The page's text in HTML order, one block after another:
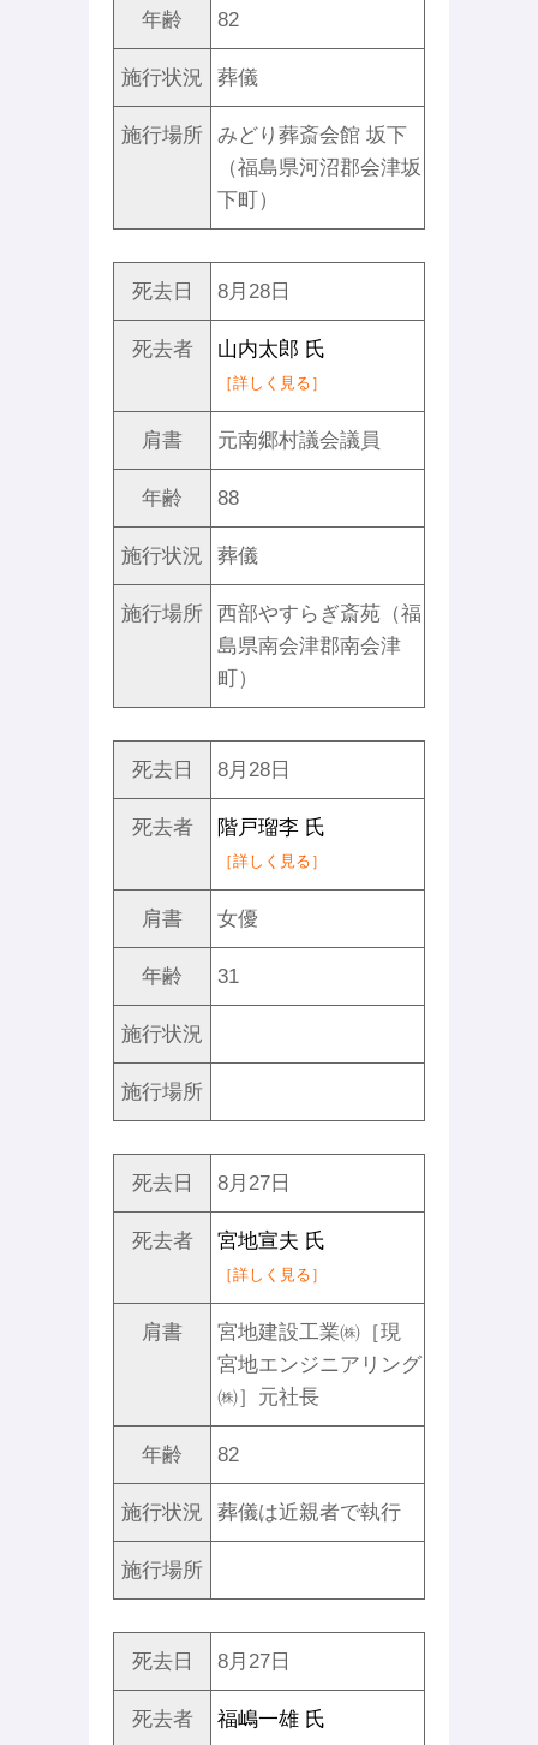
年齢 82
施行状況 葬儀
施行場所
みどり葬斎会館 坂下
（福島県河沼郡会津坂
下町）
死去日 8月28日
死去者 山内太郎 氏
［詳しく見る］
肩書 元南郷村議会議員
年齢 88
施行状況 葬儀
施行場所
西部やすらぎ斎苑（福
島県南会津郡南会津
町）
死去日 8月28日
死去者 階戸瑠李 氏
［詳しく見る］
肩書 女優
年齢 31
施行状況
施行場所
死去日 8月27日
死去者 宮地宣夫 氏
［詳しく見る］
肩書
宮地建設工業㈱［現
宮地エンジニアリング
㈱］元社長
年齢 82
施行状況 葬儀は近親者で執行
施行場所
死去日 8月27日
死去者 福嶋一雄 氏